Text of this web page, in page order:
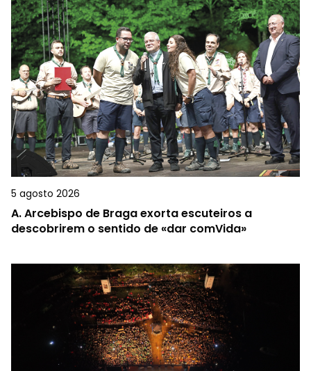
5 agosto 2026
A.Arcebispo de Braga exorta escuteiros a
descobrirem o sentido de «dar comVida»